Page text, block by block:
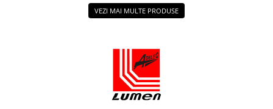
VEZI MAI MULTE PRODUSE